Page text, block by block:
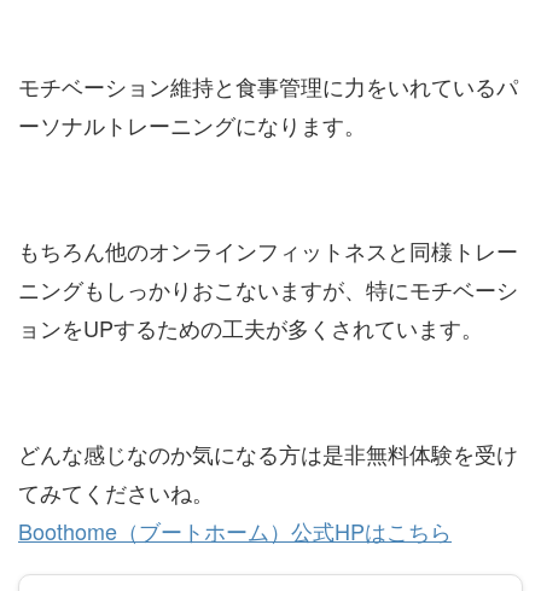
モチベーション維持と食事管理に力をいれているパ
ーソナルトレーニングになります。
もちろん他のオンラインフィットネスと同様トレー
ニングもしっかりおこないますが、特にモチベーシ
ョンをUPするための工夫が多くされています。
どんな感じなのか気になる方は是非無料体験を受け
てみてくださいね。
Boothome（ブートホーム）公式HPはこちら